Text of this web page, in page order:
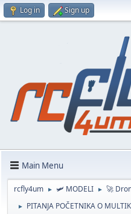
Log in Sign up
Main Menu
rcfly4um ► 🛩️ MODELI ► 🚀
► PITANJA POČETNIKA O